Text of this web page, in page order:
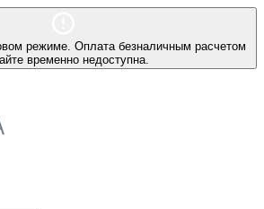
режиме. Оплата безналичным расчетом
временно недоступна.